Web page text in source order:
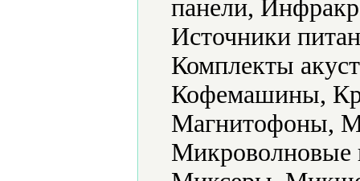
панели,
Источники
Комплекты
Кофемашины,
Магнитофоны,